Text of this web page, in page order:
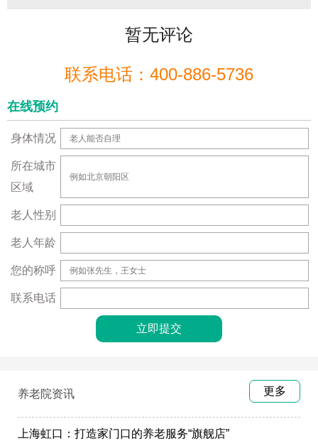
暂无评论
联系电话：400-886-5736
在线预约
身体情况
所在城市
区域
老人性别
老人年龄
您的称呼
联系电话
养老院资讯 更多
上海虹口：打造家门口的养老服务“旗舰店”